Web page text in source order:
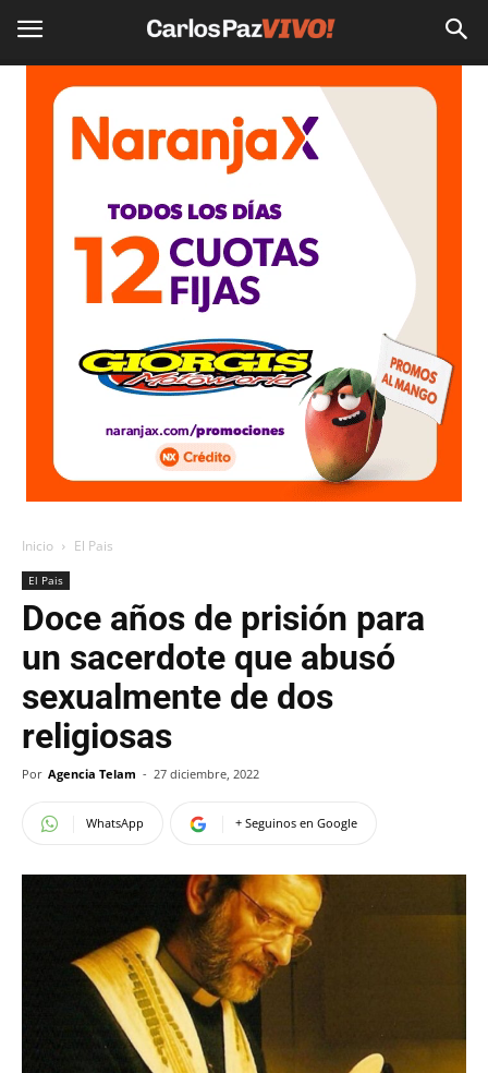
Inicio El Pais
El Pais
Doce años de prisión para
un sacerdote que abusó
sexualmente de dos
religiosas
Por Agencia Telam - 27 diciembre, 2022
WhatsApp + Seguinos en Google